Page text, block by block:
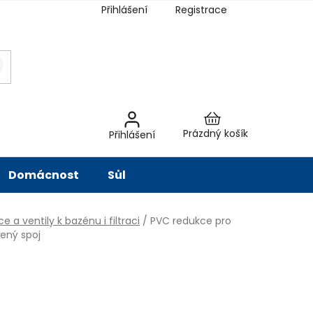
Hodnocení obchodu Slovník pojmů Péče o vodu
Přihlášení Registrace
Přihlášení
Nákupní
Prázdný košík
Domácnost Sůl
a ventily k bazénu i filtraci / PVC redukce pro
spoj